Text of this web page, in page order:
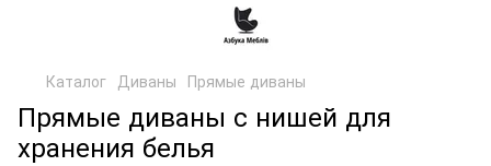
Каталог Диваны Прямые диваны
Прямые диваны с нишей для
хранения белья